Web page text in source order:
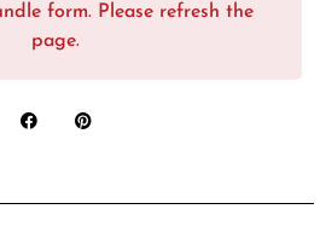
form. Please refresh the
page.